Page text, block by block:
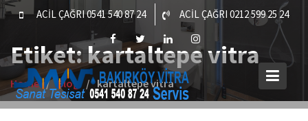
Skip
ACİL ÇAĞRI 0541 540 87 24 ACİL ÇAĞRI 0212 599 25 24
Etiket:kartaltepe vitra
Home Blog kartaltepe vitra